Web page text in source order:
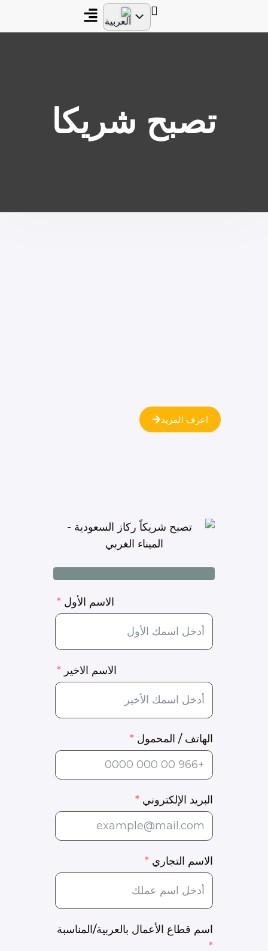
تصبح شريكا
اعرف المزيد
الاسم الأول
الاسم الاخير
الهاتف / المحمول
البريد الإلكتروني
الاسم التجاري
اسم قطاع الأعمال بالعربية/المناسبة